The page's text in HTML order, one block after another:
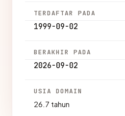
TERDAFTAR PADA
1999-09-02
BERAKHIR PADA
2026-09-02
USIA DOMAIN
26.7 tahun